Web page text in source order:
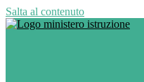
Salta al contenuto